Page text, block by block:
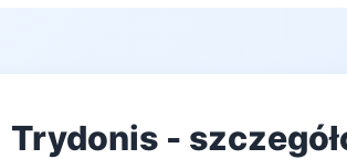
Trydonis -